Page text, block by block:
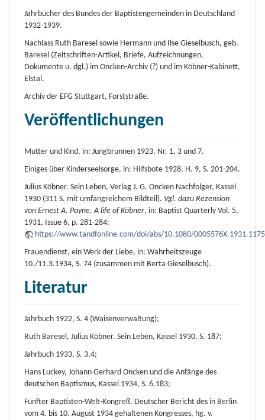
Jahrbücher des Bundes der Baptistengemeinden in Deutschland
1932-1939.
Nachlass Ruth Baresel sowie Hermann und Ilse Gieselbusch, geb.
Baresel (Zeitschriften-Artikel, Briefe, Aufzeichnungen,
Dokumente u. dgl.) im Oncken-Archiv (?) und im Köbner-Kabinett,
Elstal.
Archiv der EFG Stuttgart, Forststraße.
Veröffentlichungen
Mutter und Kind, in: Jungbrunnen 1923, Nr. 1, 3 und 7.
Einiges über Kinderseelsorge, in: Hilfsbote 1928, H. 9, S. 201-204.
Julius Köbner. Sein Leben, Verlag J. G. Oncken Nachfolger, Kassel
1930 (311 S. mit umfangreichem Bildteil). Vgl. dazu Rezension
von Ernest A. Payne, A life of Köbner, in: Baptist Quarterly Vol. 5,
1931, Issue 6, p. 281-284:
https://www.tandfonline.com/doi/abs/10.1080/
Frauendienst, ein Werk der Liebe, in: Wahrheitszeuge
10./11.3.1934, S. 74 (zusammen mit Berta Gieselbusch).
Literatur
Jahrbuch 1922, S. 4 (Waisenverwaltung);
Ruth Baresel, Julius Köbner. Sein Leben, Kassel 1930, S. 187;
Jahrbuch 1933, S. 3.4;
Hans Luckey, Johann Gerhard Oncken und die Anfänge des
deutschen Baptismus, Kassel 1934, S. 6.183;
Fünfter Baptisten-Welt-Kongreß. Deutscher Bericht des in Berlin
vom 4. bis 10. August 1934 gehaltenen Kongresses, hg. v.